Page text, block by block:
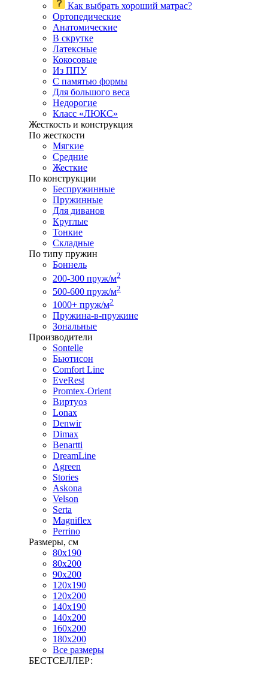
Как выбрать хороший матрас?
Ортопедические
Анатомические
В скрутке
Латексные
Кокосовые
Из ППУ
С памятью формы
Для большого веса
Недорогие
Класс «ЛЮКС»
Жесткость и конструкция
По жесткости
Мягкие
Средние
Жесткие
По конструкции
Беспружинные
Пружинные
Для диванов
Круглые
Тонкие
Складные
По типу пружин
Боннель
200-300 пруж/м2
500-600 пруж/м2
1000+ пруж/м2
Пружина-в-пружине
Зональные
Производители
Sontelle
Бьютисон
Comfort Line
EveRest
Promtex-Orient
Виртуоз
Lonax
Denwir
Dimax
Benartti
DreamLine
Agreen
Stories
Askona
Velson
Serta
Magniflex
Perrino
Размеры, см
80х190
80х200
90х200
120х190
120х200
140х190
140х200
160х200
180х200
Все размеры
БЕСТСЕЛЛЕР: